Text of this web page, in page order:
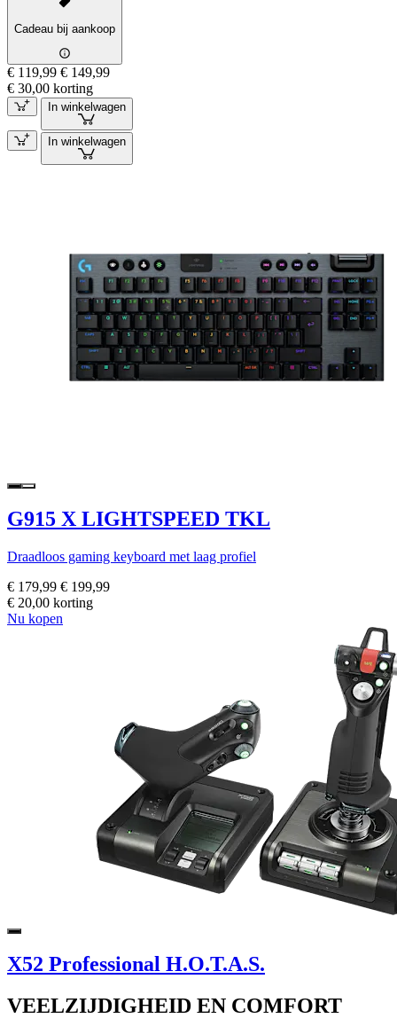
Cadeau bij aankoop
€ 119,99 € 149,99
€ 30,00 korting
In winkelwagen
In winkelwagen
G915 X LIGHTSPEED TKL
Draadloos gaming keyboard met laag profiel
€ 179,99 € 199,99
€ 20,00 korting
Nu kopen
X52 Professional H.O.T.A.S.
VEELZIJDIGHEID EN COMFORT